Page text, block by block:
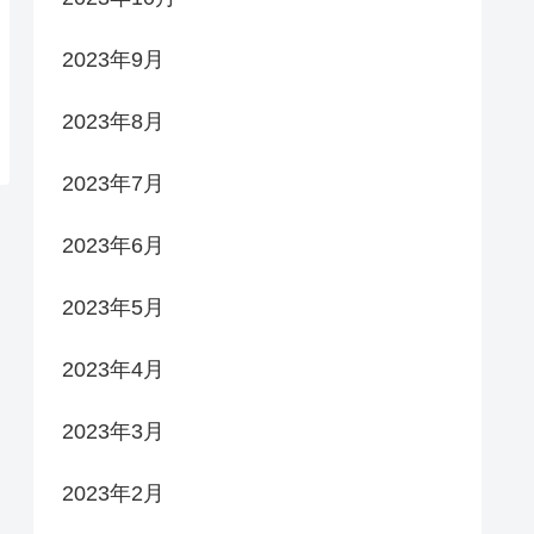
2023年9月
2023年8月
2023年7月
2023年6月
2023年5月
2023年4月
2023年3月
2023年2月